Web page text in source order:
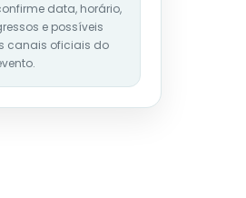
data, horário,
e possíveis
canais oficiais do